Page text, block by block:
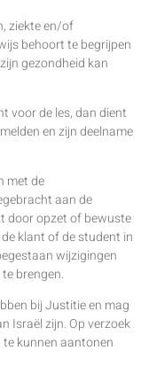
ziekte en/of
behoort te begrijpen
gezondheid kan
voor de les, dan dient
en zijn deelname
met de
aan de
door opzet of bewuste
klant of de student in
wijzigingen
brengen.
bij Justitie en mag
Israël zijn. Op verzoek
kunnen aantonen